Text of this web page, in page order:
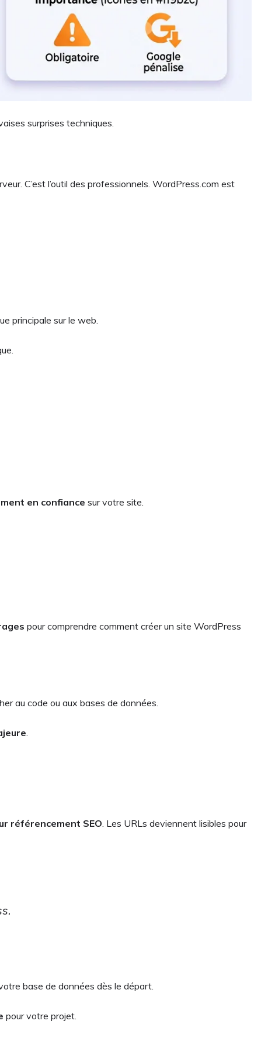
surprises techniques.
C’est l’outil des professionnels. WordPress.com est
principale sur le web.
en confiance sur votre site.
pour comprendre comment créer un site WordPress
au code ou aux bases de données.
.
référencement SEO. Les URLs deviennent lisibles pour
base de données dès le départ.
pour votre projet.